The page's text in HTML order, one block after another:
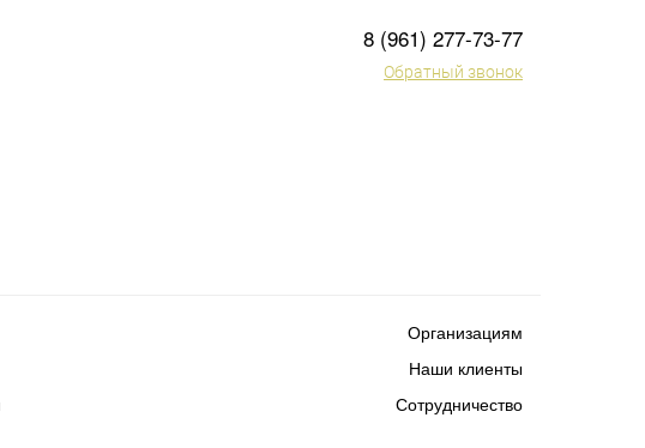
8 (961) 277-73-77
Обратный звонок
Организациям
Наши клиенты
Сотрудничество